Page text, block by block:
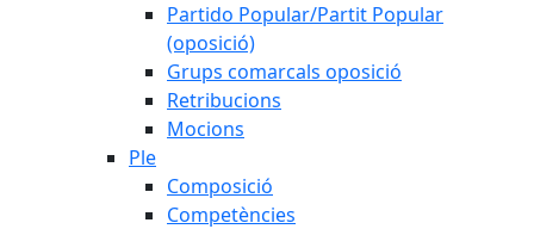
Partido Popular/Partit Popular
(oposició)
Grups comarcals oposició
Retribucions
Mocions
Ple
Composició
Competències